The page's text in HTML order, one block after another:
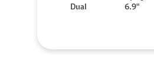
Dual
6.9"